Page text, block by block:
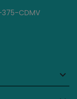
CDMV
keyboard_arrow_down